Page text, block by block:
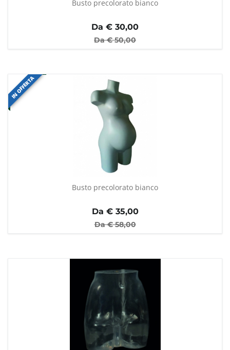
Busto precolorato bianco
Da € 30,00
Da €50,00
IN OFFERTA
Busto precolorato bianco
Da €35,00
Da €58,00